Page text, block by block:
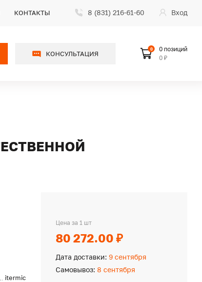
КОНТАКТЫ 8 (831) 216-61-60 Вход
КОНСУЛЬТАЦИЯ
0
0 позиций
0 ₽
itermic
Цена за 1 шт
80 272.00 ₽
Дата доставки: 9 сентября
Самовывоз: 8 сентября